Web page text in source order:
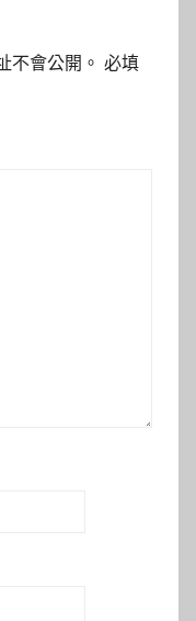
不會公開。 必填